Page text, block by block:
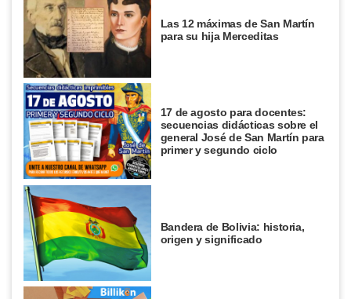
Las 12 máximas de San Martín
para su hija Merceditas
17 de agosto para docentes:
secuencias didácticas sobre el
general José de San Martín para
primer y segundo ciclo
Bandera de Bolivia: historia,
origen y significado